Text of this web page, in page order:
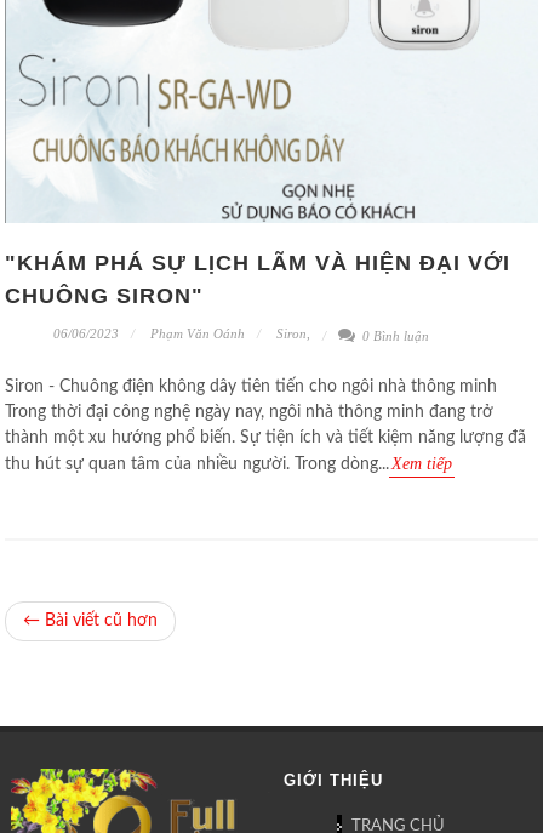
"KHÁM PHÁ SỰ LỊCH LÃM VÀ HIỆN ĐẠI VỚI
CHUÔNG SIRON"
06/06/2023 Phạm Văn Oánh Siron 0 Bình luận
Siron - Chuông điện không dây tiên tiến cho ngôi nhà thông minh
Trong thời đại công nghệ ngày nay, ngôi nhà thông minh đang trở
thành một xu hướng phổ biến. Sự tiện ích và tiết kiệm năng lượng đã
thu hút sự quan tâm của nhiều người. Trong dòng... Xem tiếp
← Bài viết cũ hơn
GIỚI THIỆU
TRANG CHỦ